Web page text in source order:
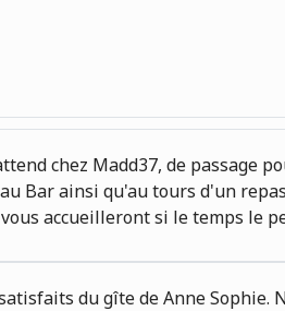
chez Madd37, de passage
Bar ainsi qu'au tours d'un
accueilleront si le temps le
du gîte de Anne Sophie.